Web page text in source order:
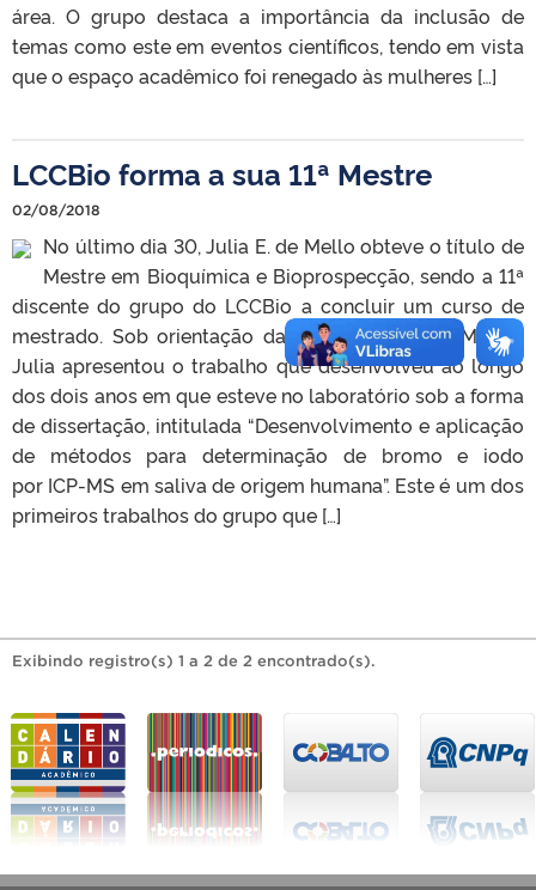
área. O grupo destaca a importância da inclusão de
temas como este em eventos científicos, tendo em vista
que o espaço acadêmico foi renegado às mulheres […]
LCCBio forma a sua 11ª Mestre
02/08/2018
No último dia 30, Julia E. de Mello obteve o título de
Mestre em Bioquímica e Bioprospecção, sendo a 11ª
discente do grupo do LCCBio a concluir um curso de
mestrado. Sob orientação da Prof.ª Dr.ª Márcia Mesko,
Julia apresentou o trabalho que desenvolveu ao longo
dos dois anos em que esteve no laboratório sob a forma
de dissertação, intitulada “Desenvolvimento e aplicação
de métodos para determinação de bromo e iodo
por ICP-MS em saliva de origem humana”. Este é um dos
primeiros trabalhos do grupo que […]
Exibindo registro(s) 1 a 2 de 2 encontrado(s).